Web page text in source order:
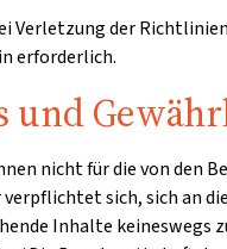
Verletzung der
erforderlich.
und
nicht für die von
sich, sich an
Inhalte keineswegs